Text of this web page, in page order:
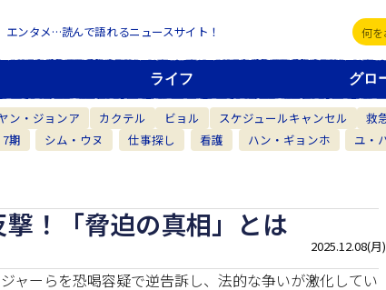
エンタメ…読んで語れるニュースサイト！
ライフ グロ
ン・ジョンア カクテル ビョル スケジュールキャンセル 救
7期 シム・ウヌ 仕事探し 看護 ハン・ギョンホ ユ・
！「脅迫の真相」とは
2025.12.08(月)
ャーらを恐喝容疑で逆告訴し、法的な争いが激化してい